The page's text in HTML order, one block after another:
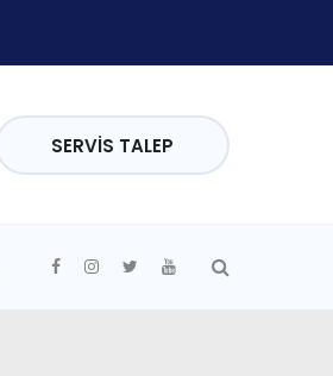
SERVIS TALEP